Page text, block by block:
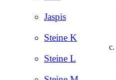
Jaspis
Steine K
Steine L